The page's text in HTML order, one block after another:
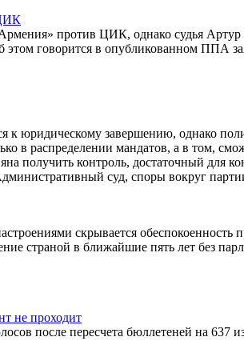
против ЦИК, однако судья Артур
этом говорится в опубликованном ППА
юридическому завершению, однако
в распределении мандатов, а в том,
получить контроль, достаточный для
суд, споры вокруг
скрывается обеспокоенность
страной в ближайшие пять лет без
не проходит
после пересчета бюллетеней на 637